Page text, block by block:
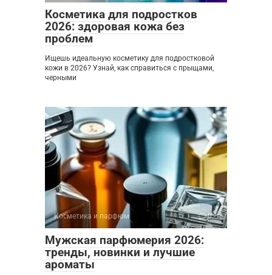
Косметика для подростков
2026: здоровая кожа без
проблем
Ищешь идеальную косметику для подростковой
кожи в 2026? Узнай, как справиться с прыщами,
черными
Косметика и парфюм 0
Мужская парфюмерия 2026:
тренды, новинки и лучшие
ароматы